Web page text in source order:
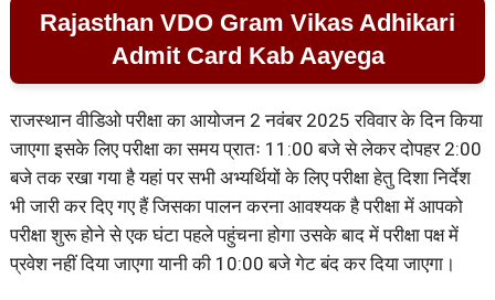
Rajasthan VDO Gram Vikas Adhikari
Admit Card Kab Aayega
राजस्थान वीडिओ परीक्षा का आयोजन 2 नवंबर 2025 रविवार के दिन किया
जाएगा इसके लिए परीक्षा का समय प्रातः 11:00 बजे से लेकर दोपहर 2:00
बजे तक रखा गया है यहां पर सभी अभ्यर्थियों के लिए परीक्षा हेतु दिशा निर्देश
भी जारी कर दिए गए हैं जिसका पालन करना आवश्यक है परीक्षा में आपको
परीक्षा शुरू होने से एक घंटा पहले पहुंचना होगा उसके बाद में परीक्षा पक्ष में
प्रवेश नहीं दिया जाएगा यानी की 10:00 बजे गेट बंद कर दिया जाएगा।